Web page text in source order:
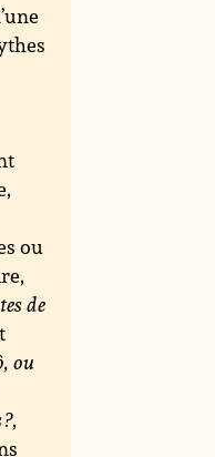
ou
de
ou
,